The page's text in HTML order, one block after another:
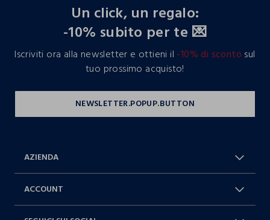
Un click, un regalo:
-10% subito per te 💌
Iscriviti ora alla newsletter e ottieni il -10% di sconto sul
tuo prossimo acquisto!
AZIENDA
ACCOUNT